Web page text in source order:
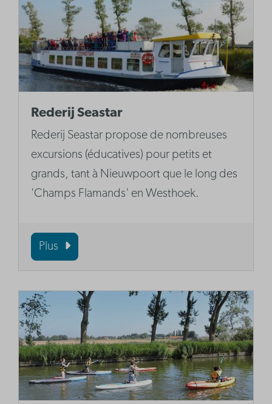
Rederij Seastar
Rederij Seastar propose de nombreuses
excursions (éducatives) pour petits et
grands, tant à Nieuwpoort que le long des
'Champs Flamands' en Westhoek.
Plus